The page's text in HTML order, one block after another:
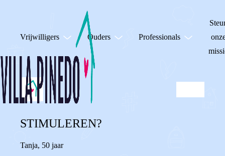
Vrijwilligers Ouders Professionals
STIMULEREN?
Tanja, 50 jaar